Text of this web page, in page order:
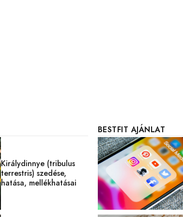
Királydinnye (tribulus
terrestris) szedése,
hatása, mellékhatásai
BESTFIT AJÁNLAT